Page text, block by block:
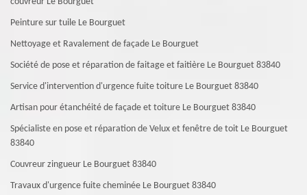
Peinture sur tuile Le Bourguet
Nettoyage et Ravalement de façade Le Bourguet
Société de pose et réparation de faitage et faitière Le Bourguet 83840
Service d'intervention d'urgence fuite toiture Le Bourguet 83840
Artisan pour étanchéité de façade et toiture Le Bourguet 83840
Spécialiste en pose et réparation de Velux et fenêtre de toit Le Bourguet
83840
Couvreur zingueur Le Bourguet 83840
Travaux d'urgence fuite cheminée Le Bourguet 83840